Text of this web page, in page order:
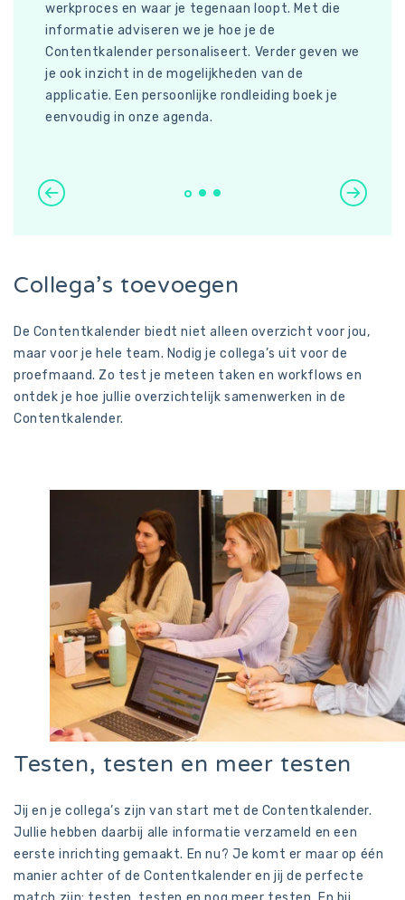
werkproces en waar je tegenaan loopt. Met die
informatie adviseren we je hoe je de
Contentkalender personaliseert. Verder geven we
je ook inzicht in de mogelijkheden van de
applicatie. Een persoonlijke rondleiding boek je
eenvoudig in onze agenda.
Collega’s toevoegen
De Contentkalender biedt niet alleen overzicht voor jou,
maar voor je hele team. Nodig je collega’s uit voor de
proefmaand. Zo test je meteen taken en workflows en
ontdek je hoe jullie overzichtelijk samenwerken in de
Contentkalender.
Testen, testen en meer testen
Jij en je collega’s zijn van start met de Contentkalender.
Jullie hebben daarbij alle informatie verzameld en een
eerste inrichting gemaakt. En nu? Je komt er maar op één
manier achter of de Contentkalender en jij de perfecte